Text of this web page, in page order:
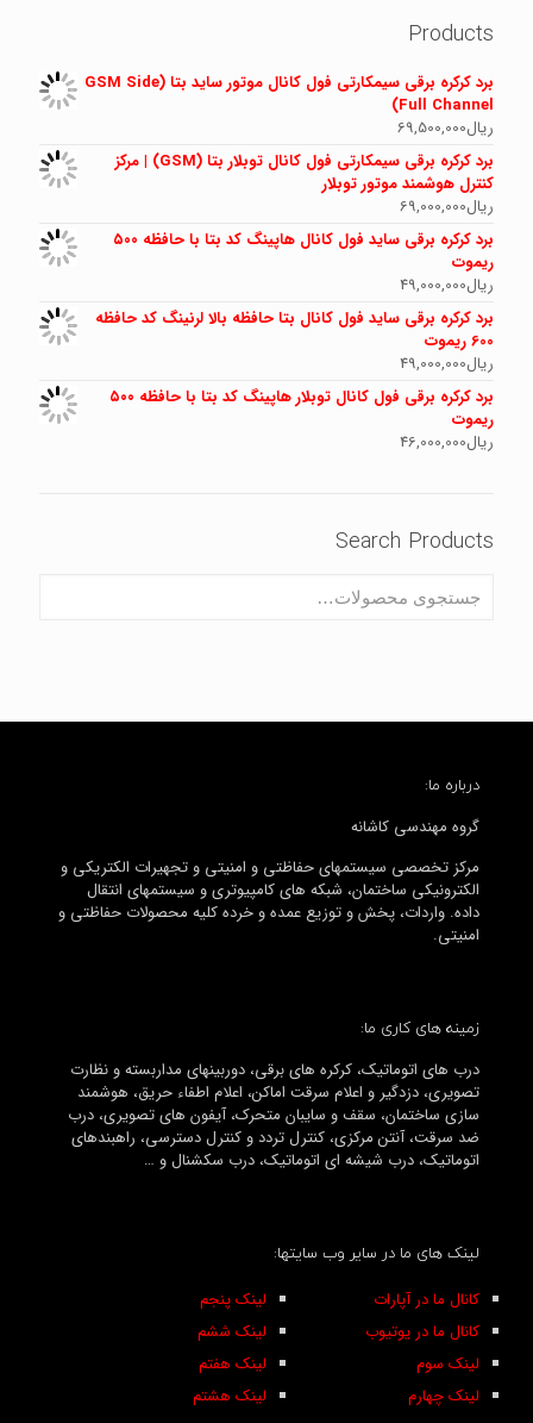
Products
برد کرکره برقی سیمکارتی فول کانال موتور ساید بتا (GSM Side
Full Channel)
ریال69,500,000
برد کرکره برقی سیمکارتی فول کانال توبلار بتا (GSM) | مرکز
کنترل هوشمند موتور توبلار
ریال69,000,000
برد کرکره برقی ساید فول کانال هاپینگ کد بتا با حافظه ۵۰۰
ریموت
ریال49,000,000
برد کرکره برقی ساید فول کانال بتا حافظه بالا لرنینگ کد حافظه
600 ریموت
ریال49,000,000
برد کرکره برقی فول کانال توبلار هاپینگ کد بتا با حافظه ۵۰۰
ریموت
ریال46,000,000
Search Products
درباره ما:
گروه مهندسی کاشانه
مرکز تخصصی سیستمهای حفاظتی و امنیتی و تجهیرات الکتریکی و
الکترونیکی ساختمان، شبکه های کامپیوتری و سیستمهای انتقال
داده. واردات، پخش و توزیع عمده و خرده کلیه محصولات حفاظتی و
امنیتی.
زمینه های کاری ما:
درب های اتوماتیک، کرکره های برقی، دوربینهای مداربسته و نظارت
تصویری، دزدگیر و اعلام سرقت اماکن، اعلام اطفاء حریق، هوشمند
سازی ساختمان، سقف و سایبان متحرک، آیفون های تصویری، درب
ضد سرقت، آنتن مرکزی، کنترل تردد و کنترل دسترسی، راهبندهای
اتوماتیک، درب شیشه ای اتوماتیک، درب سکشنال و …
لینک های ما در سایر وب سایتها:
لینک پنجم
لینک ششم
لینک هفتم
لینک هشتم
کانال ما در آپارات
کانال ما در یوتیوب
لینک سوم
لینک چهارم